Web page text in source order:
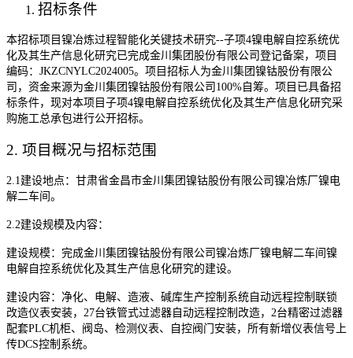
招标条件
本招标项目 镍冶炼过程智能化关键技术研究--子项4镍电解自控系统优
化及其生产信息化研究已完成金川集团股份有限公司登记备案，项目
编码： JKZCNYLC2024005。项目招标人为金川集团镍钴股份有限公
司 ，资金来源为金川集团镍钴股份有限公司 100% 自筹。项目已具备招
标条件，现对本项目 子项4镍电解自控系统优化及其生产信息化研究采
购施工总承包进行公开招标。
2. 项目概况与招标范围
2.1建设地点：甘肃省金昌市金川集团镍钴股份有限公司 镍冶炼厂镍电
解二车间 。
2.2建设规模及内容：
建设规模：完成金川集团镍钴股份有限公司 镍冶炼厂镍电解二车间镍
电解自控系统优化及其生产信息化研究的建设。
建设内容：净化、电解、造液、碱库生产控制系统自动远程控制联锁
改造仪表安装， 27台铁管式过滤器自动远程控制改造， 2台精密过滤器
配套PLC机柜、阀岛、检测仪表、自控阀门安装，所有新增仪表信号上
传DCS控制系统。